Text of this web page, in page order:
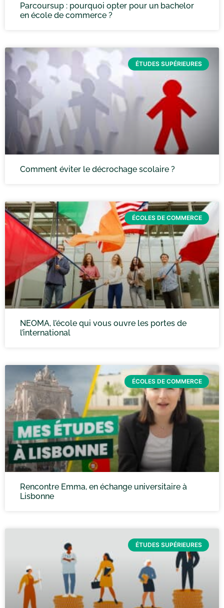
Parcoursup : pourquoi opter pour un bachelor
en école de commerce ?
ÉTUDES SUPÉRIEURES
Comment éviter le décrochage scolaire ?
ÉCOLES DE COMMERCE
NEOMA, l’école qui vous ouvre les portes de
l’international
ÉCOLES DE COMMERCE
Rencontre Emma, en échange universitaire à
Lisbonne
ÉTUDES SUPÉRIEURES